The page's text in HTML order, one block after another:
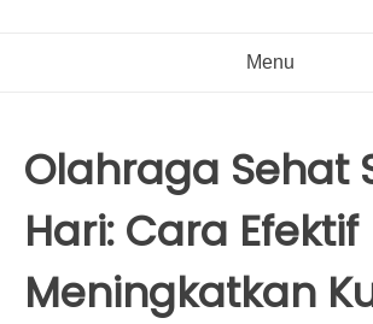
Menu
Olahraga Sehat
Hari: Cara Efektif
Meningkatkan